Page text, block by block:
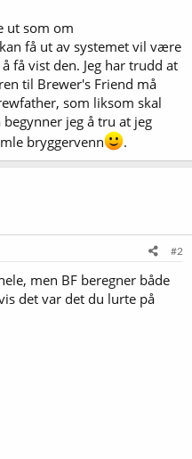
ut som om
få ut av systemet vil være
få vist den. Jeg har trudd at
til Brewer's Friend må
som liksom skal
jeg å tru at jeg
bryggervenn
.
#2
men BF beregner både
det var det du lurte på